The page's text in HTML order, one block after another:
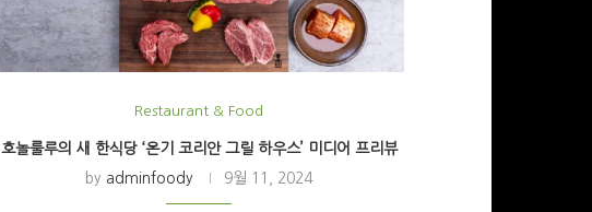
Restaurant & Food
호놀룰루의 새 한식당 ‘온기 코리안 그릴 하우스’ 미디어 프리뷰
by adminfoody 9월 11, 2024